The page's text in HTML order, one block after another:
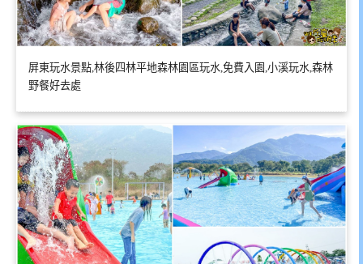
屏東玩水景點,林後四林平地森林園區玩水,免費入園,小溪玩水,森林
野餐好去處